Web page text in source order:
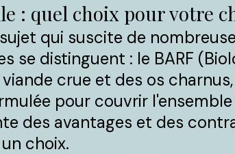
: quel choix pour votre
qui suscite de
se distinguent : le BARF
crue et des os
pour couvrir
des avantages et des
choix.